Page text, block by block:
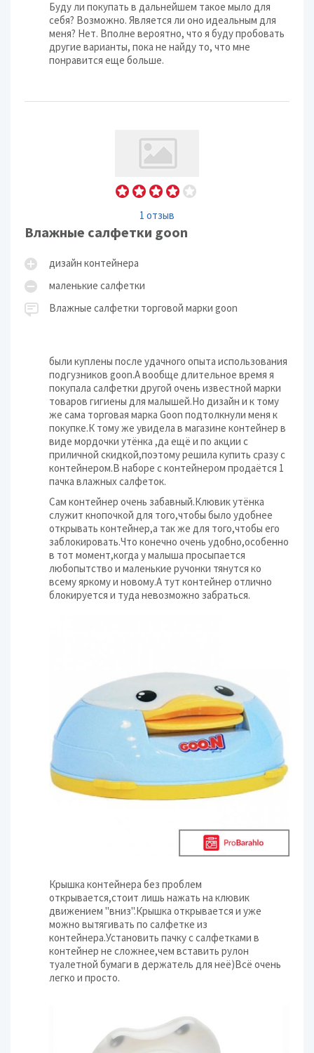
Буду ли покупать в дальнейшем такое мыло для
себя? Возможно. Является ли оно идеальным для
меня? Нет. Вполне вероятно, что я буду пробовать
другие варианты, пока не найду то, что мне
понравится еще больше.
1 отзыв
Влажные салфетки goon
дизайн контейнера
маленькие салфетки
Влажные салфетки торговой марки goon
были куплены после удачного опыта использования
подгузников goon.А вообще длительное время я
покупала салфетки другой очень известной марки
товаров гигиены для малышей.Но дизайн и к тому
же сама торговая марка Goon подтолкнули меня к
покупке.К тому же увидела в магазине контейнер в
виде мордочки утёнка ,да ещё и по акции с
приличной скидкой,поэтому решила купить сразу с
контейнером.В наборе с контейнером продаётся 1
пачка влажных салфеток.
Сам контейнер очень забавный.Клювик утёнка
служит кнопочкой для того,чтобы было удобнее
открывать контейнер,а так же для того,чтобы его
заблокировать.Что конечно очень удобно,особенно
в тот момент,когда у малыша просыпается
любопытство и маленькие ручонки тянутся ко
всему яркому и новому.А тут контейнер отлично
блокируется и туда невозможно забраться.
Крышка контейнера без проблем
открывается,стоит лишь нажать на клювик
движением "вниз".Крышка открывается и уже
можно вытягивать по салфетке из
контейнера.Установить пачку с салфетками в
контейнер не сложнее,чем вставить рулон
туалетной бумаги в держатель для неё)Всё очень
легко и просто.